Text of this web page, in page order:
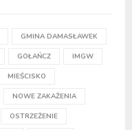
GMINA DAMASŁAWEK
GOŁAŃCZ IMGW
MIEŚCISKO
NOWE ZAKAŻENIA
OSTRZEŻENIE